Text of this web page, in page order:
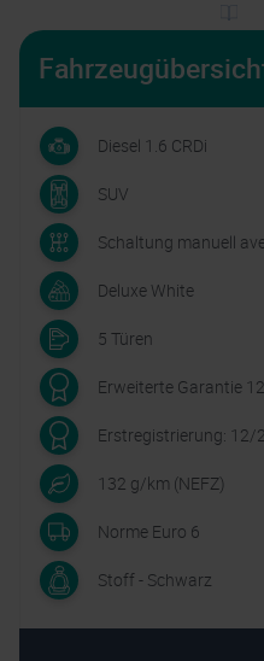
Diesel 1.6 CRDi
SUV
Schaltung manuell
Deluxe White
5 Türen
Erweiterte Garantie
Erstregistrierung: 12/
132 g/km (NEFZ)
Norme Euro 6
Stoff - Schwarz